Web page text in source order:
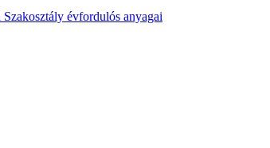
évfordulós anyagai